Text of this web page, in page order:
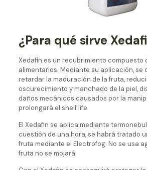
¿Para qué sirve
Xedafin es un recubrimiento compuesto
alimentarios. Mediante su aplicación, se
retardar la maduración de la fruta,
oscurecimiento y manchado de la piel,
daños mecánicos causados por la
prolongará el shelf life.
El Xedafin se aplica mediante
cuestión de una hora, se habrá tratado
fruta mediante el Electrofog. No se usa
fruta no se mojará.